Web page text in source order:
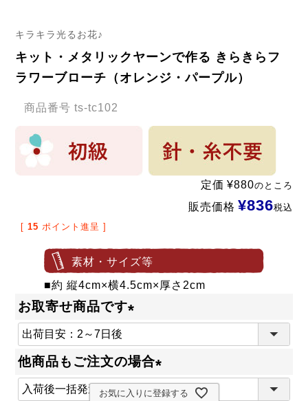
キラキラ光るお花♪
キット・メタリックヤーンで作る きらきらフ
ラワーブローチ（オレンジ・パープル）
商品番号 ts-tc102
定価 ¥880のところ
販売価格 ¥836税込
[ 15 ポイント進呈 ]
素材・サイズ等
■約 縦4cm×横4.5cm×厚さ2cm
お取寄せ商品です
必
)
他商品もご注文の場合
(
お気に入りに登録する